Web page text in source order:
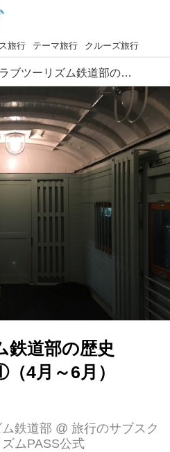
旅行 テーマ旅行 クルーズ旅行
クラブツーリズム鉄道部の歴史 2019年度上期編①（4月～6月）
鉄道部の歴史
4月～6月）
鉄道部 @ 旅行のサブスク
ズムPASS公式